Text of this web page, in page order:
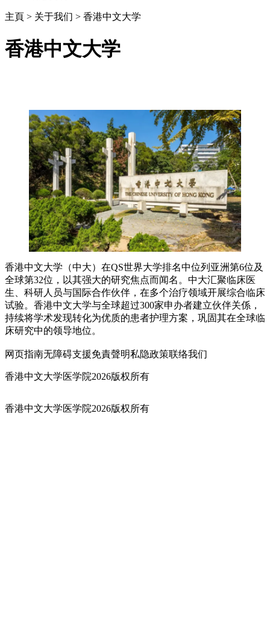
主頁 > 关于我们 > 香港中文大学
香港中文大学
香港中文大学（中大）在QS世界大学排名中位列亚洲第6位及
全球第32位，以其强大的研究焦点而闻名。中大汇聚临床医
生、科研人员与国际合作伙伴，在多个治疗领域开展综合临床
试验。香港中文大学与全球超过300家申办者建立伙伴关係，
持续将学术发现转化为优质的患者护理方案，巩固其在全球临
床研究中的领导地位。
网页指南无障碍支援免責聲明私隐政策联络我们
香港中文大学医学院2026版权所有
香港中文大学医学院2026版权所有